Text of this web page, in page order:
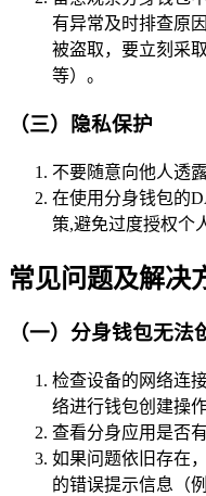
有异常及时排查原
被盗取，要立刻采
等）。
（三）隐私保护
不要随意向他人透
在使用分身钱包的
策,避免过度授权个
常见问题及解决
（一）分身钱包无法
检查设备的网络连
络进行钱包创建操作
查看分身应用是否
如果问题依旧存在
的错误提示信息（